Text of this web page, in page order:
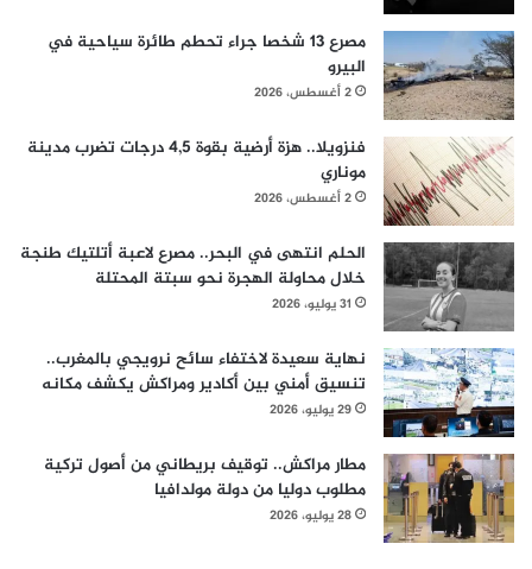
مصرع 13 شخصا جراء تحطم طائرة سياحية في
البيرو
2 أغسطس، 2026
فنزويلا.. هزة أرضية بقوة 4,5 درجات تضرب مدينة
موناري
2 أغسطس، 2026
الحلم انتهى في البحر.. مصرع لاعبة أتلتيك طنجة
خلال محاولة الهجرة نحو سبتة المحتلة
31 يوليو، 2026
نهاية سعيدة لاختفاء سائح نرويجي بالمغرب..
تنسيق أمني بين أكادير ومراكش يكشف مكانه
29 يوليو، 2026
مطار مراكش.. توقيف بريطاني من أصول تركية
مطلوب دوليا من دولة مولدافيا
28 يوليو، 2026